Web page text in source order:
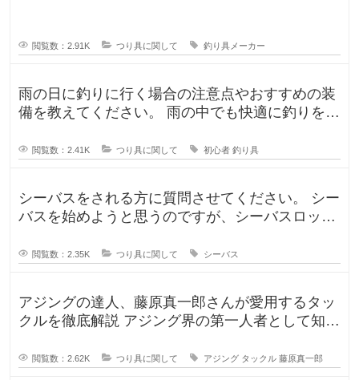
閲覧数：2.91K つり具に関して 釣り具メーカー
雨の日に釣りに行く場合の注意点やおすすめの装
備を教えてください。 雨の中でも快適に釣りを楽
閲覧数：2.41K つり具に関して 初心者 釣り具
シーバスをされる方に質問させてください。 シー
バスを始めようと思うのですが、シーバスロッド
閲覧数：2.35K つり具に関して シーバス
アジングの達人、藤原真一郎さんが愛用するタッ
クルを徹底解説 アジング界の第一人者として知ら
閲覧数：2.62K つり具に関して アジング タックル 藤原真一郎